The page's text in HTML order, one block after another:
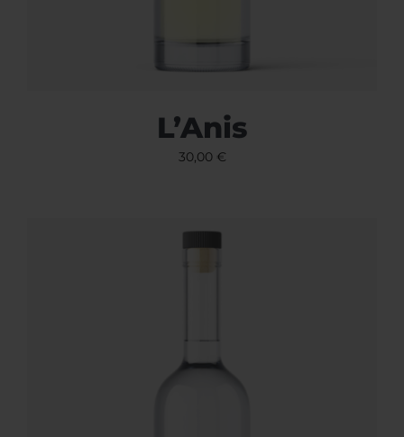
L’Anis
30,00 €